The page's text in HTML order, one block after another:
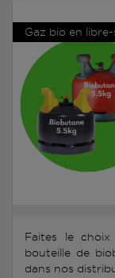
Gaz bio en
Faites le
bouteille de
dans nos